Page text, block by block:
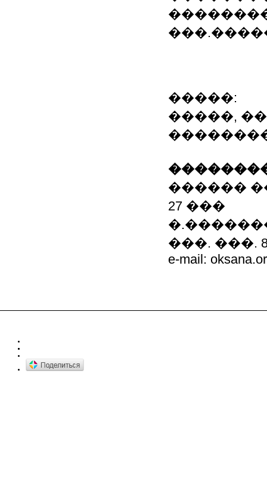
�����:
�����,
������
27 ���
���. ���. 8-
e-mail: